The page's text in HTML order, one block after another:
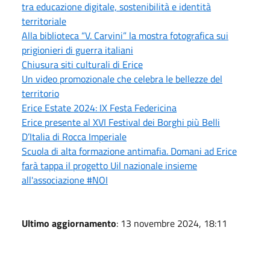
tra educazione digitale, sostenibilità e identità
territoriale
Alla biblioteca “V. Carvini” la mostra fotografica sui
prigionieri di guerra italiani
Chiusura siti culturali di Erice
Un video promozionale che celebra le bellezze del
territorio
Erice Estate 2024: IX Festa Federicina
Erice presente al XVI Festival dei Borghi più Belli
D’Italia di Rocca Imperiale
Scuola di alta formazione antimafia. Domani ad Erice
farà tappa il progetto Uil nazionale insieme
all'associazione #NOI
Ultimo aggiornamento: 13 novembre 2024, 18:11